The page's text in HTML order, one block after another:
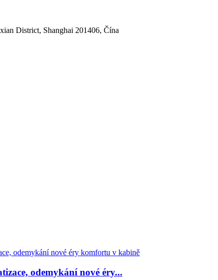
District, Shanghai 201406, Čína
odemykání nové éry...